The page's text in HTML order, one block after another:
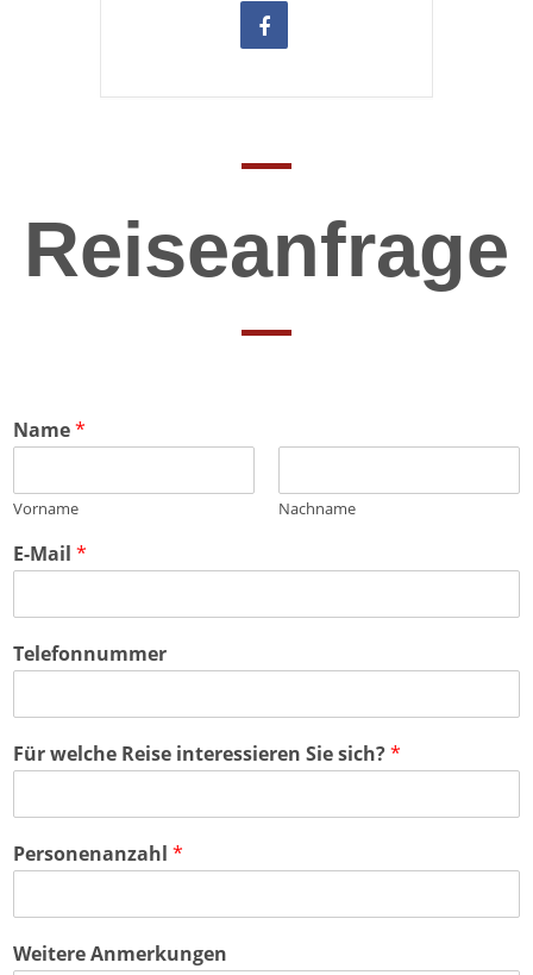
Reiseanfrage
Name*
Vorname Nachname
E-Mail *
Telefonnummer
Für welche Reise interessieren Sie sich?*
Personenanzahl *
Weitere Anmerkungen